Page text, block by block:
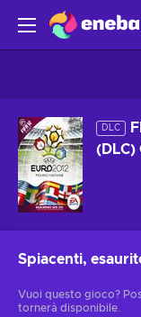
DLC
(DLC)
Spiacenti,
Vuoi questo gioco?
tornerà disponibile.